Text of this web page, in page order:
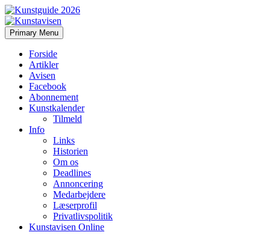
Kunstavisen
Search
Primary Menu Skip
to
Forside
Artikler
Avisen
Facebook
Abonnement
Kunstkalender
Tilmeld
Info
Links
Historien
Om os
Deadlines
Annoncering
Medarbejdere
Læserprofil
Privatlivspolitik
Kunstavisen Online